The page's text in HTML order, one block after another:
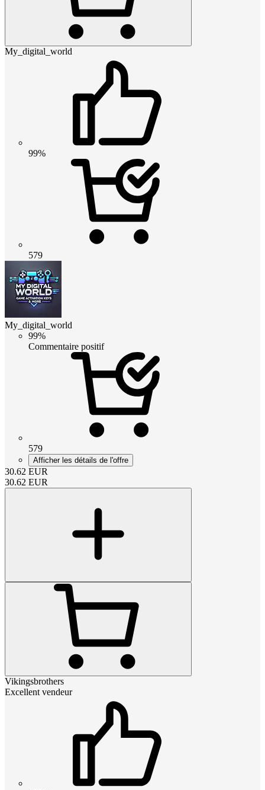
My_digital_world
99%
579
My_digital_world
99%
Commentaire positif
579
Afficher les détails de l'offre
30.62 EUR
30.62 EUR
Vikingsbrothers
Excellent vendeur